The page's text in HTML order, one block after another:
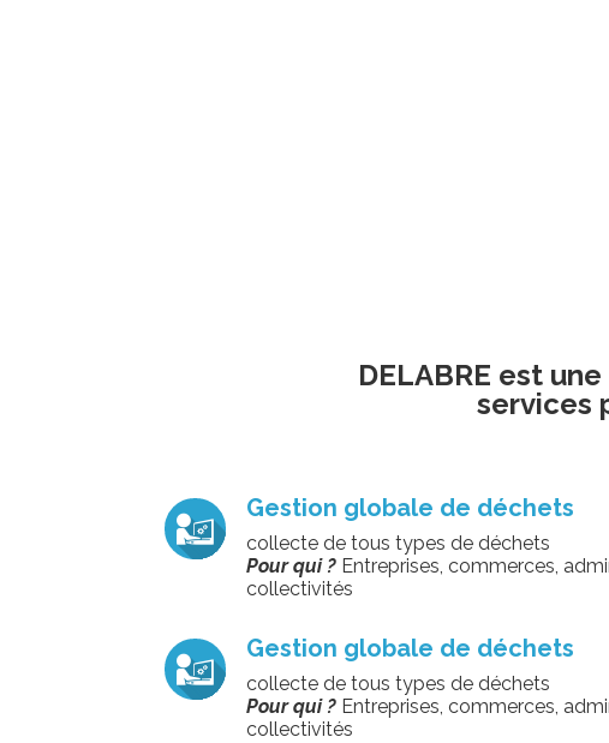
DELABRE est
services
Gestion globale de déchets
collecte de tous types de déchets
Pour qui ?Entreprises, commerces,
collectivités
Gestion globale de déchets
collecte de tous types de déchets
Pour qui ?Entreprises, commerces,
collectivités